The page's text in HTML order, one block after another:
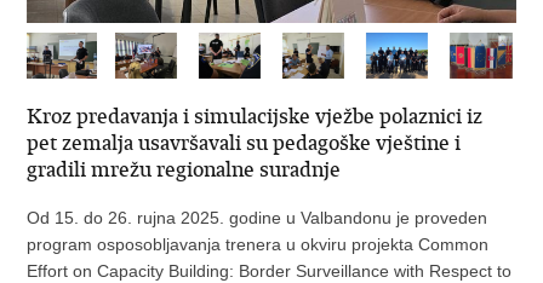
Kroz predavanja i simulacijske vježbe polaznici iz
pet zemalja usavršavali su pedagoške vještine i
gradili mrežu regionalne suradnje
Od 15. do 26. rujna 2025. godine u Valbandonu je proveden
program osposobljavanja trenera u okviru projekta Common
Effort on Capacity Building: Border Surveillance with Respect to